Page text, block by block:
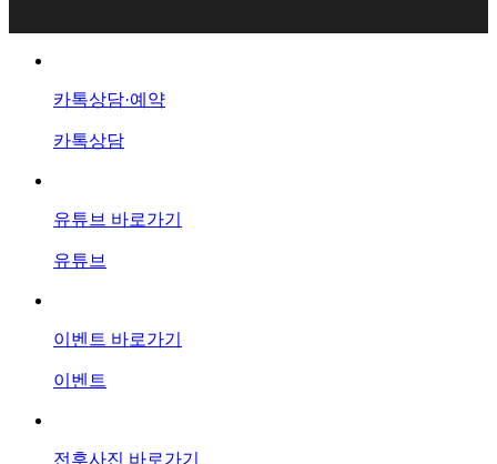
카톡상담·예약
카톡상담
유튜브 바로가기
유튜브
이벤트 바로가기
이벤트
전후사진 바로가기